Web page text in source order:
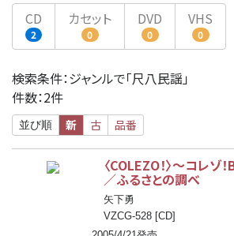
CD
2
カセット
0
DVD
0
VHS
0
検索条件：ジャンルで「尺八民謡」
件数：2件
並び順 新 古 品番
〈COLEZO！〉〜コレゾ！
／ふるさとの調べ
矢下勇
VZCG-528 [CD]